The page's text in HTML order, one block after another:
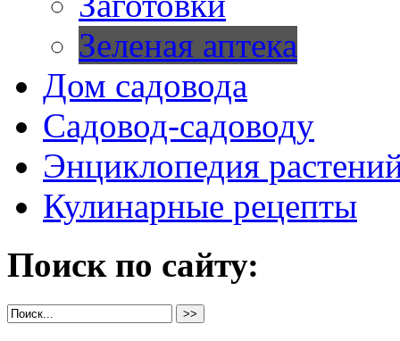
Зеленая аптека
Дом садовода
Садовод-садоводу
Энциклопедия
Кулинарные рецепты
Поиск по сайту: